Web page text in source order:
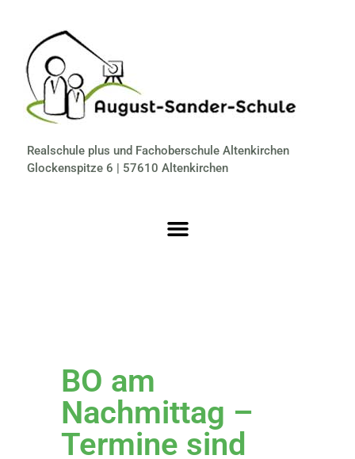
Realschule plus und Fachoberschule Altenkirchen
Glockenspitze 6 | 57610 Altenkirchen
BO am
Nachmittag –
Termine sind